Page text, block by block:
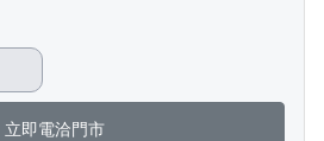
立即電洽門市